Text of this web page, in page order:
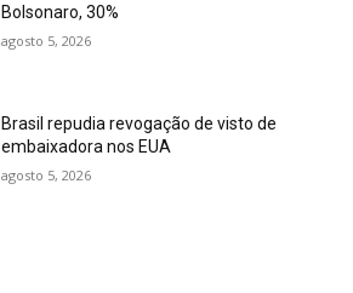
Bolsonaro, 30%
agosto 5, 2026
Brasil repudia revogação de visto de
embaixadora nos EUA
agosto 5, 2026